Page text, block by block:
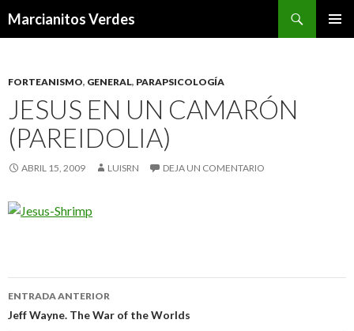
Marcianitos Verdes
FORTEANISMO, GENERAL, PARAPSICOLOGÍA
JESUS EN UN CAMARÓN
(PAREIDOLIA)
ABRIL 15, 2009 LUISRN DEJA UN COMENTARIO
Navegación
de
ENTRADA ANTERIOR
Jeff Wayne. The War of the Worlds